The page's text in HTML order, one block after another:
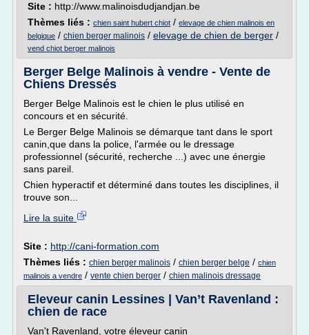
Site : http://www.malinoisdudjandjan.be
Thèmes liés : chien saint hubert chiot / elevage de chien malinois en
belgique / chien berger malinois / elevage de chien de berger /
vend chiot berger malinois
Berger Belge Malinois à vendre - Vente de
Chiens Dressés
Berger Belge Malinois est le chien le plus utilisé en
concours et en sécurité.
Le Berger Belge Malinois se démarque tant dans le sport
canin,que dans la police, l'armée ou le dressage
professionnel (sécurité, recherche ...) avec une énergie
sans pareil.
Chien hyperactif et déterminé dans toutes les disciplines, il
trouve son...
Lire la suite
Site : http://cani-formation.com
Thèmes liés : chien berger malinois / chien berger belge / chien
malinois a vendre / vente chien berger / chien malinois dressage
Eleveur canin Lessines | Van’t Ravenland :
chien de race
Van't Ravenland, votre éleveur canin